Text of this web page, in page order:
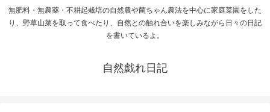
無肥料・無農薬・不耕起栽培の自然農や菌ちゃん農法を中心に家庭菜園をした
り、野草山菜を取って食べたり、自然との触れ合いを楽しみながら日々の日記
を書いているよ。
自然戯れ日記